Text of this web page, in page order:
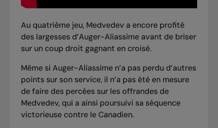
Au quatrième jeu, Medvedev a encore profité
des largesses d’Auger-Aliassime avant de briser
sur un coup droit gagnant en croisé.
Même si Auger-Aliassime n’a pas perdu d’autres
points sur son service, il n’a pas été en mesure
de faire des percées sur les offrandes de
Medvedev, qui a ainsi poursuivi sa séquence
victorieuse contre le Canadien.